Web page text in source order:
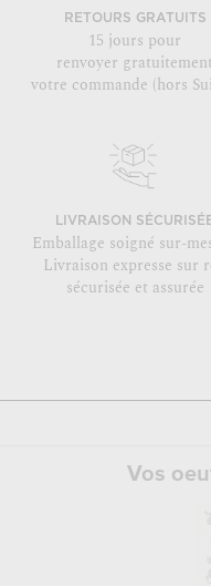
RETOURS GRATUITS
15 jours pour
renvoyer gratuitement
votre commande (hors
LIVRAISON
Emballage soigné sur-
Livraison expresse sur
sécurisée et assurée
Vos